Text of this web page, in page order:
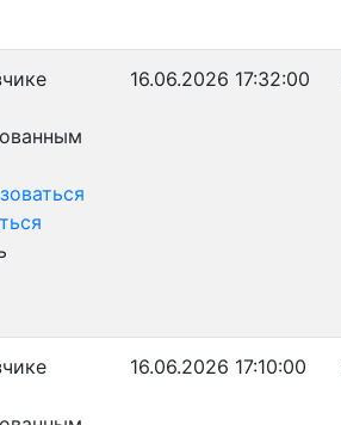
16.06.2026 17:32:00
16.06.2026 17:10:00